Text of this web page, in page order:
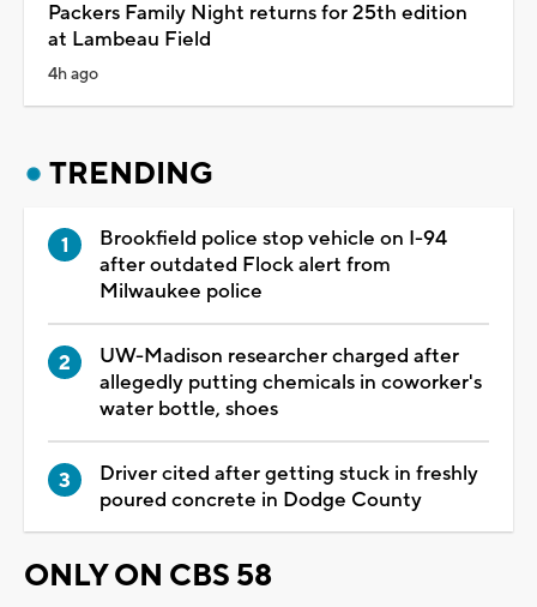
Packers Family Night returns for 25th edition
at Lambeau Field
4h ago
TRENDING
Brookfield police stop vehicle on I-94
after outdated Flock alert from
Milwaukee police
UW-Madison researcher charged after
allegedly putting chemicals in coworker's
water bottle, shoes
Driver cited after getting stuck in freshly
poured concrete in Dodge County
ONLY ON CBS 58